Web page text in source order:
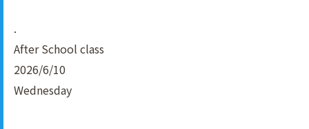
.
After School class
2026/6/10
Wednesday